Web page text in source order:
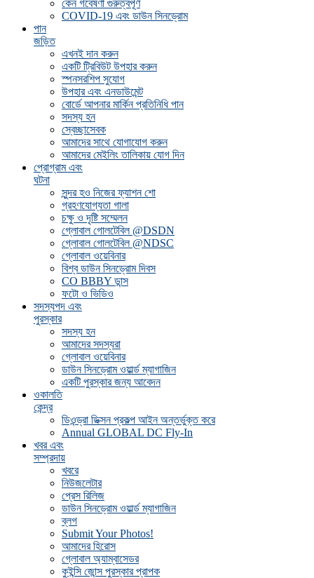
কেন গবেষণা গুরুত্বপূর্ণ
COVID-19 এবং ডাউন সিনড্রোম
পান
জড়িত
এখনই দান করুন
একটি ট্রিবিউট উপহার করুন
স্পনসরশিপ সুযোগ
উপহার এবং এনডাউমেন্ট
বোর্ডে আপনার মার্কিন প্রতিনিধি পান
সদস্য হন
স্বেচ্ছাসেবক
আমাদের সাথে যোগাযোগ করুন
আমাদের মেইলিং তালিকায় যোগ দিন
প্রোগ্রাম এবং
ঘটনা
সুন্দর হও নিজের ফ্যাশন শো
গ্রহণযোগ্যতা গালা
চক্ষু ও দৃষ্টি সম্মেলন
গ্লোবাল গোলটেবিল @DSDN
গ্লোবাল গোলটেবিল @NDSC
গ্লোবাল ওয়েবিনার
বিশ্ব ডাউন সিনড্রোম দিবস
CO BBBY ডান্স
ফটো ও ভিডিও
সদস্যপদ এবং
পুরস্কার
সদস্য হন
আমাদের সদস্যরা
গ্লোবাল ওয়েবিনার
ডাউন সিনড্রোম ওয়ার্ল্ড ম্যাগাজিন
একটি পুরস্কার জন্য আবেদন
ওকালতি
কেন্দ্র
ডিওন্ড্রা ডিক্সন প্রকল্প আইন অন্তর্ভুক্ত করে
Annual GLOBAL DC Fly-In
খবর এবং
সম্প্রদায়
খবরে
নিউজলেটার
প্রেস রিলিজ
ডাউন সিনড্রোম ওয়ার্ল্ড ম্যাগাজিন
ব্লগ
Submit Your Photos!
আমাদের হিরোস
গ্লোবাল অ্যাম্বাসেডর
কুইন্সি জোন্স পুরস্কার প্রাপক